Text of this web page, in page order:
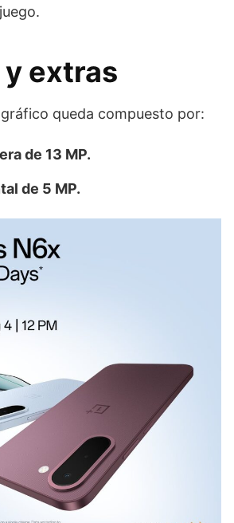
y extras
queda compuesto por:
de 13 MP.
de 5 MP.